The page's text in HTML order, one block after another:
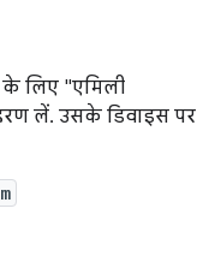
लिए "एमिली
लें. उसके डिवाइस पर